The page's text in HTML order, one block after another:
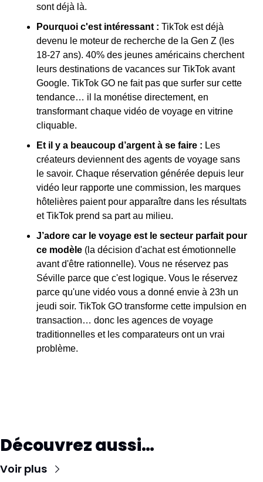
sont déjà là.
Pourquoi c'est intéressant : TikTok est déjà
devenu le moteur de recherche de la Gen Z (les
18-27 ans). 40% des jeunes américains cherchent
leurs destinations de vacances sur TikTok avant
Google. TikTok GO ne fait pas que surfer sur cette
tendance… il la monétise directement, en
transformant chaque vidéo de voyage en vitrine
cliquable.
Et il y a beaucoup d’argent à se faire : Les
créateurs deviennent des agents de voyage sans
le savoir. Chaque réservation générée depuis leur
vidéo leur rapporte une commission, les marques
hôtelières paient pour apparaître dans les résultats
et TikTok prend sa part au milieu.
J’adore car le voyage est le secteur parfait pour
ce modèle (la décision d'achat est émotionnelle
avant d'être rationnelle). Vous ne réservez pas
Séville parce que c'est logique. Vous le réservez
parce qu'une vidéo vous a donné envie à 23h un
jeudi soir. TikTok GO transforme cette impulsion en
transaction… donc les agences de voyage
traditionnelles et les comparateurs ont un vrai
problème.
Découvrez aussi…
Voir plus